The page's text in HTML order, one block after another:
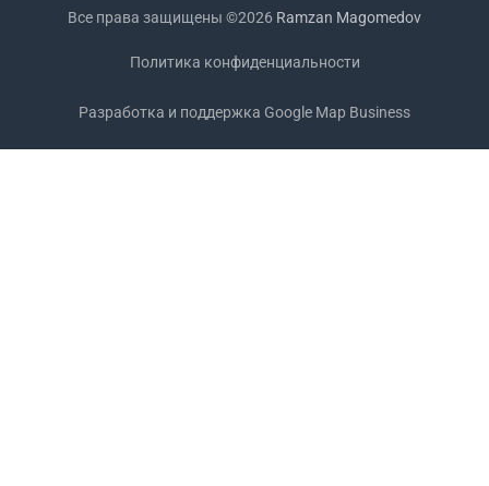
Все права защищены ©2026 Ramzan Magomedov
Политика конфиденциальности
Разработка и поддержка Google Map Business